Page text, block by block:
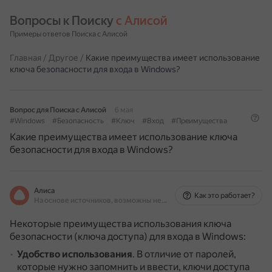
Вопросы к Поиску с Алисой
Примеры ответов Поиска с Алисой
Главная / Другое / Какие преимущества имеет использование
ключа безопасности для входа в Windows?
Вопрос для Поиска с Алисой
6 мая
#Windows
#Безопасность #Ключ #Вход #Преимущества
Какие преимущества имеет использование ключа
безопасности для входа в Windows?
Алиса
На основе источников, возможны неточности
Как это работает?
Некоторые преимущества использования ключа
безопасности (ключа доступа) для входа в Windows:
Удобство использования. В отличие от паролей,
которые нужно запомнить и ввести, ключи доступа